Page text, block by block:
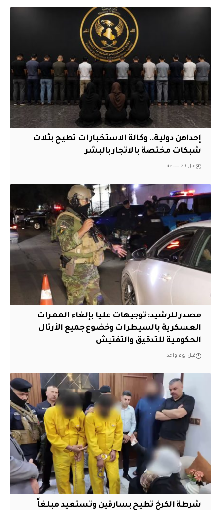
إحداهن دولية.. وكالة الاستخبارات تطيح بثلاث
شبكات مختصة بالاتجار بالبشر
قبل 20 ساعة
مصدر للرشيد: توجيهات عليا بإلغاء الممرات
العسكرية بالسيطرات وخضوع جميع الأرتال
الحكومية للتدقيق والتفتيش
قبل يوم واحد
شرطة الكرخ تطيح بسارقين وتستعيد مبلغاً